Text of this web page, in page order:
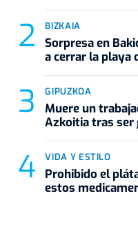
BIZKAIA
Sorpresa en
a cerrar la playa
GIPUZKOA
Muere un
Azkoitia tras ser
VIDA Y ESTILO
Prohibido el
estos